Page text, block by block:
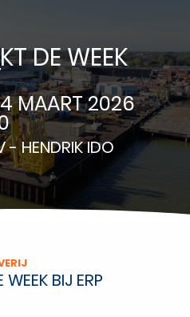
DE WEEK
MAART 2026
- HENDRIK IDO
WEEK BIJ ERP